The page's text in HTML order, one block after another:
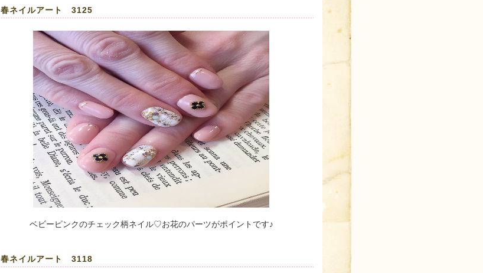
春ネイルアート 3125
ベビーピンクのチェック柄ネイル♡お花のパーツがポイントです♪
春ネイルアート 3118